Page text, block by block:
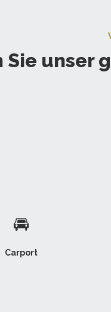
Sie unser
🚘
Carport